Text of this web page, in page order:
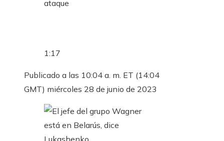
1:17
Publicado a las 10:04 a. m. ET (14:04
GMT) miércoles 28 de junio de 2023